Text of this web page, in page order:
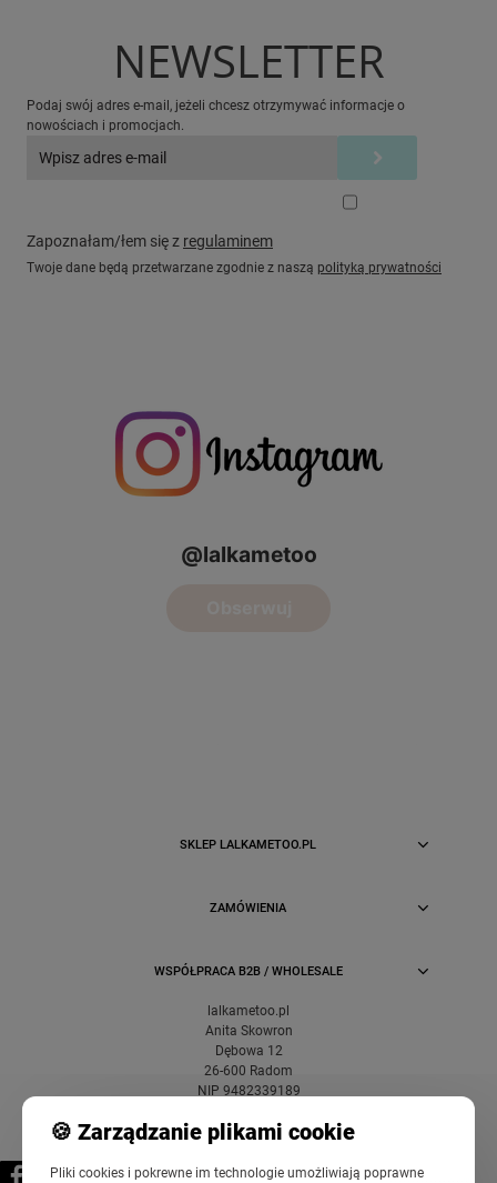
NEWSLETTER
Podaj swój adres e-mail, jeżeli chcesz otrzymywać informacje o
nowościach i promocjach.
Zapoznałam/łem się z regulaminem
Twoje dane będą przetwarzane zgodnie z naszą polityką prywatności
SKLEP LALKAMETOO.PL
ZAMÓWIENIA
WSPÓŁPRACA B2B / WHOLESALE
lalkametoo.pl
Anita Skowron
Dębowa 12
26-600 Radom
NIP 9482339189
🍪 Zarządzanie plikami cookie
Pliki cookies i pokrewne im technologie umożliwiają poprawne